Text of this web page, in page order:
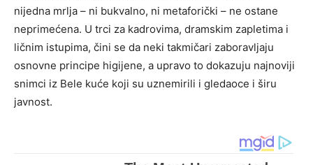
nijedna mrlja – ni bukvalno, ni metaforički – ne ostane
neprimećena. U trci za kadrovima, dramskim zapletima i
ličnim istupima, čini se da neki takmičari zaboravljaju
osnovne principe higijene, a upravo to dokazuju najnoviji
snimci iz Bele kuće koji su uznemirili i gledaoce i širu
javnost.